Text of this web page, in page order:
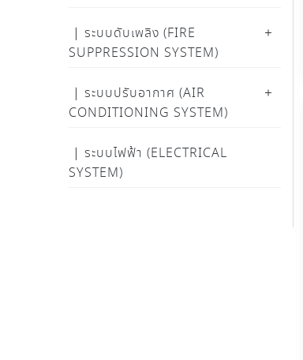
ระบบดับเพลิง (FIRE
SUPPRESSION SYSTEM)
ระบบปรับอากาศ (AIR
CONDITIONING SYSTEM)
ระบบไฟฟ้า (ELECTRICAL
SYSTEM)